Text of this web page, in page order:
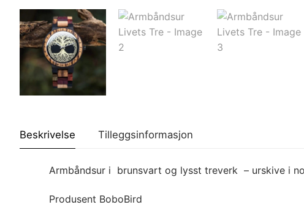
Beskrivelse Tilleggsinformasjon
Armbåndsur i brunsvart og lysst treverk – urskive i
Produsent BoboBird